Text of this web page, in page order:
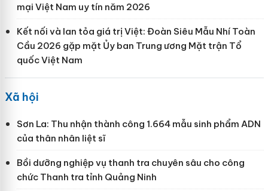
mại Việt Nam uy tín năm 2026
Kết nối và lan tỏa giá trị Việt: Đoàn Siêu Mẫu Nhí Toàn
Cầu 2026 gặp mặt Ủy ban Trung ương Mặt trận Tổ
quốc Việt Nam
Xã hội
Sơn La: Thu nhận thành công 1.664 mẫu sinh phẩm ADN
của thân nhân liệt sĩ
Bồi dưỡng nghiệp vụ thanh tra chuyên sâu cho công
chức Thanh tra tỉnh Quảng Ninh